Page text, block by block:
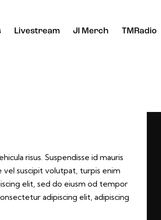
Livestream JI Merch TMRadio
risus. Suspendisse id mauris
vel suscipit volutpat, turpis enim
elit, sed do eiusm od tempor
adipiscing elit, adipiscing